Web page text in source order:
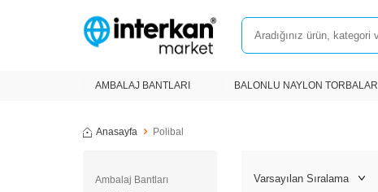
AMBALAJ BANTLARI BALONLU NAYLON TORBALAR
Anasayfa Polibal
Ambalaj Bantları